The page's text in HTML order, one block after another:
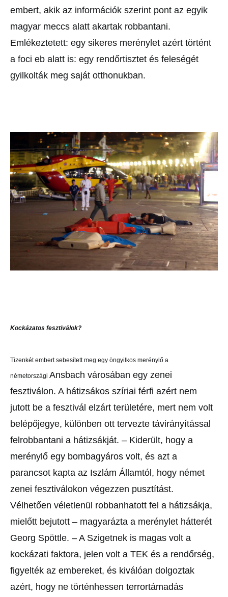
embert, akik az információk szerint pont az egyik
magyar meccs alatt akartak robbantani.
Emlékeztetett: egy sikeres merénylet azért történt
a foci eb alatt is: egy rendőrtisztet és feleségét
gyilkolták meg saját otthonukban.
Kockázatos fesztiválok?
Tizenkét embert sebesített meg egy öngyilkos merénylő a
németországi Ansbach városában egy zenei
fesztiválon. A hátizsákos szíriai férfi azért nem
jutott be a fesztivál elzárt területére, mert nem volt
belépőjegye, különben ott tervezte távirányítással
felrobbantani a hátizsákját. – Kiderült, hogy a
merénylő egy bombagyáros volt, és azt a
parancsot kapta az Iszlám Államtól, hogy német
zenei fesztiválokon végezzen pusztítást.
Vélhetően véletlenül robbanhatott fel a hátizsákja,
mielőtt bejutott – magyarázta a merénylet hátterét
Georg Spöttle. – A Szigetnek is magas volt a
kockázati faktora, jelen volt a TEK és a rendőrség,
figyelték az embereket, és kiválóan dolgoztak
azért, hogy ne történhessen terrortámadás